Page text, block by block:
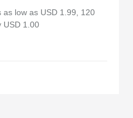
low as USD 1.99, 120
USD 1.00